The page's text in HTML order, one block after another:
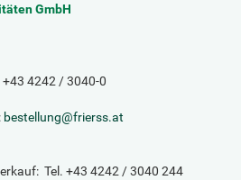
GmbH
+43 4242 / 3040-0
bestellung@frierss.at
Tel. +43 4242 / 3040 244